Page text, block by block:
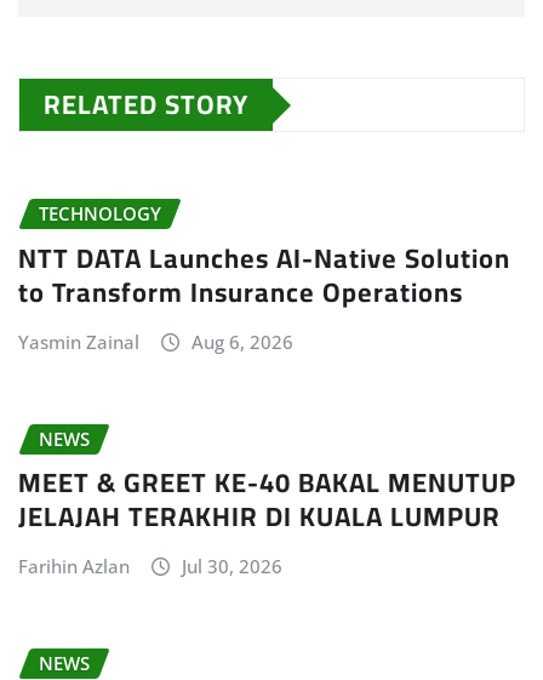
RELATED STORY
TECHNOLOGY
NTT DATA Launches AI-Native Solution
to Transform Insurance Operations
Yasmin Zainal Aug 6, 2026
NEWS
MEET & GREET KE-40 BAKAL MENUTUP
JELAJAH TERAKHIR DI KUALA LUMPUR
Farihin Azlan Jul 30, 2026
NEWS